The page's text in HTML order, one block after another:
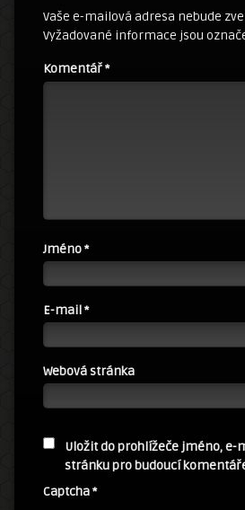
Vaše e-mailová adresa nebude
Vyžadované informace jsou
Komentář*
Jméno*
E-mail*
Webová stránka
Uložit do prohlížeče jméno, e-
stránku pro budoucí
Captcha*